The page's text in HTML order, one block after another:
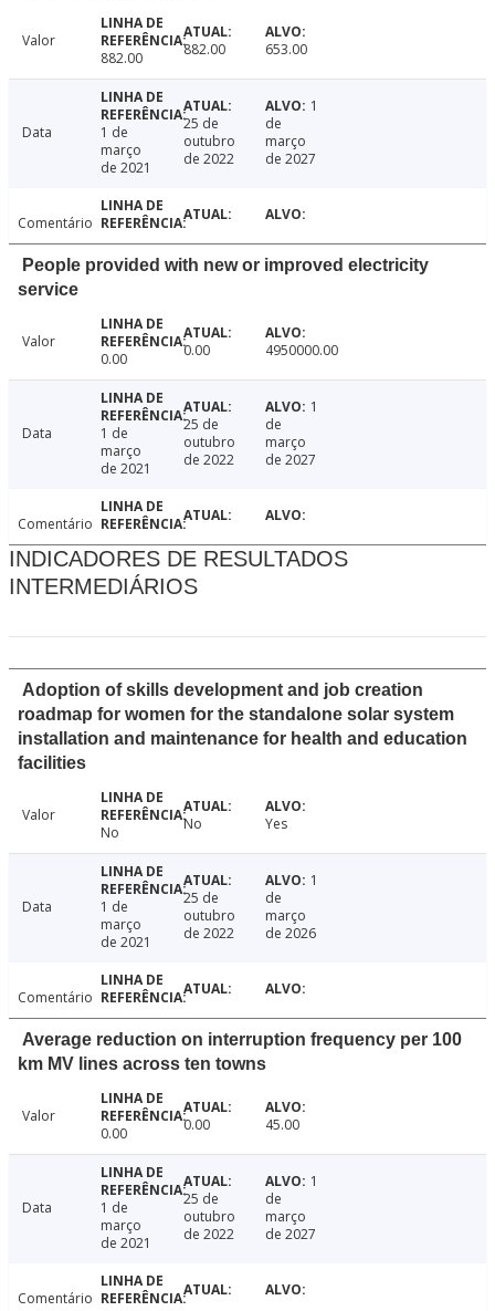
Valor
882.00
882.00 653.00
Data
1 de
março
de 2021
25 de
outubro
de 2022
1
de
março
de 2027
Comentário
People provided with new or improved electricity
service
Valor
0.00
0.00 4950000.00
Data
1 de
março
de 2021
25 de
outubro
de 2022
1
de
março
de 2027
Comentário
INDICADORES DE RESULTADOS
INTERMEDIÁRIOS
Adoption of skills development and job creation
roadmap for women for the standalone solar system
installation and maintenance for health and education
facilities
Valor
No
No Yes
Data
1 de
março
de 2021
25 de
outubro
de 2022
1
de
março
de 2026
Comentário
Average reduction on interruption frequency per 100
km MV lines across ten towns
Valor
0.00
0.00 45.00
Data
1 de
março
de 2021
25 de
outubro
de 2022
1
de
março
de 2027
Comentário